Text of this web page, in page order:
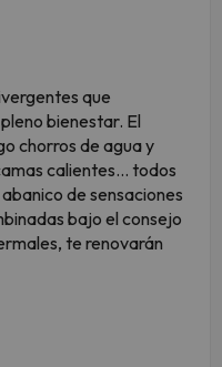
que
bienestar. El
chorros de agua y
calientes... todos
de sensaciones
bajo el consejo
te renovarán